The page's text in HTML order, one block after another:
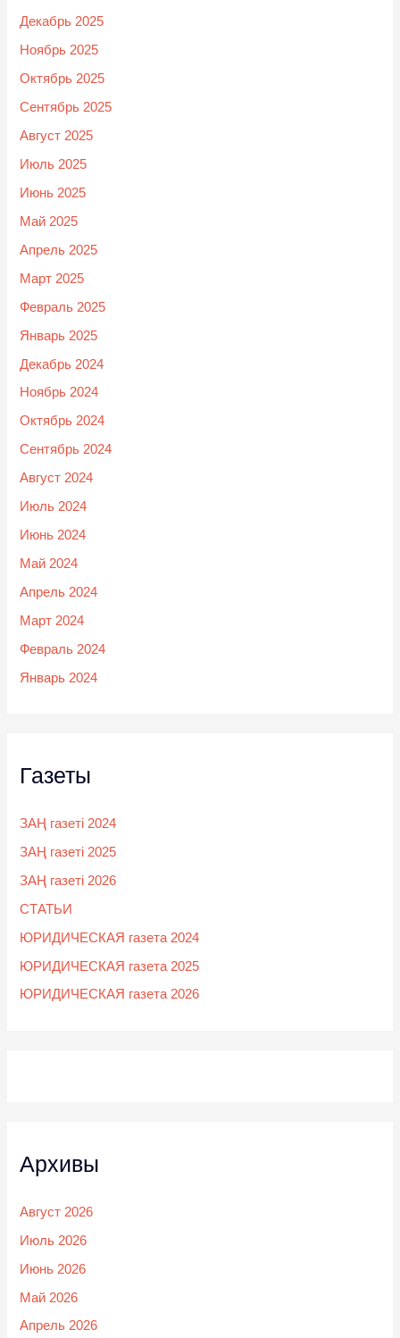
Декабрь 2025
Ноябрь 2025
Октябрь 2025
Сентябрь 2025
Август 2025
Июль 2025
Июнь 2025
Май 2025
Апрель 2025
Март 2025
Февраль 2025
Январь 2025
Декабрь 2024
Ноябрь 2024
Октябрь 2024
Сентябрь 2024
Август 2024
Июль 2024
Июнь 2024
Май 2024
Апрель 2024
Март 2024
Февраль 2024
Январь 2024
Газеты
ЗАҢ газеті 2024
ЗАҢ газеті 2025
ЗАҢ газеті 2026
СТАТЬИ
ЮРИДИЧЕСКАЯ газета 2024
ЮРИДИЧЕСКАЯ газета 2025
ЮРИДИЧЕСКАЯ газета 2026
Архивы
Август 2026
Июль 2026
Июнь 2026
Май 2026
Апрель 2026